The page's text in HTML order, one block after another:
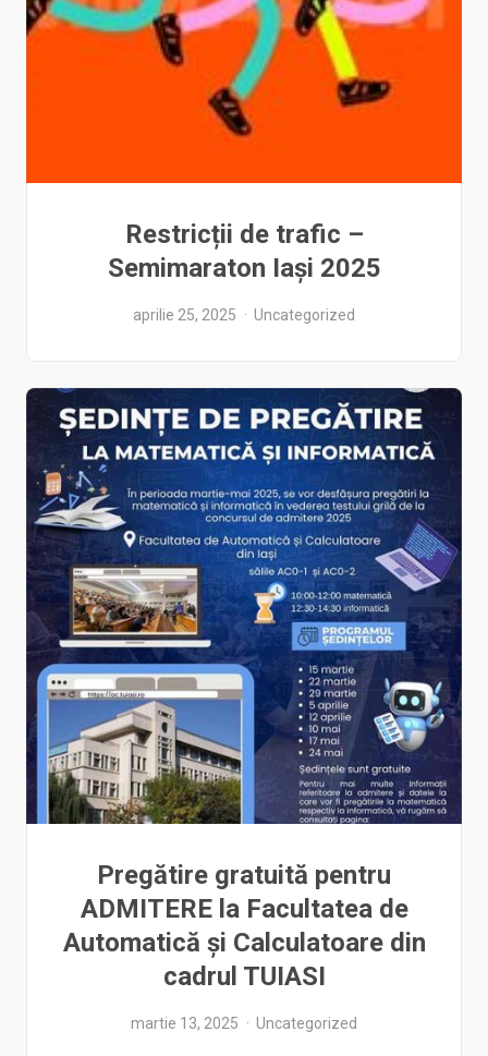
Restricții de trafic –
Semimaraton Iași 2025
aprilie 25, 2025 Uncategorized
Pregătire gratuită pentru
ADMITERE la Facultatea de
Automatică și Calculatoare din
cadrul TUIASI
martie 13, 2025 Uncategorized